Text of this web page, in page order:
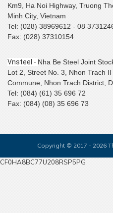
Km9, Ha Noi Highway, Truong
Minh City, Vietnam
Tel: (028) 38969612 - 08
Fax: (028) 37310154
Vnsteel - Nha Be Steel Joint
Lot 2, Street No. 3, Nhon Trach
Commune, Nhon Trach District,
Tel: (084) (61) 35 696 72
Fax: (084) (08) 35 696 73
Copyright © 2017 - 2026
CF0HA8BC77U208RSP5PG